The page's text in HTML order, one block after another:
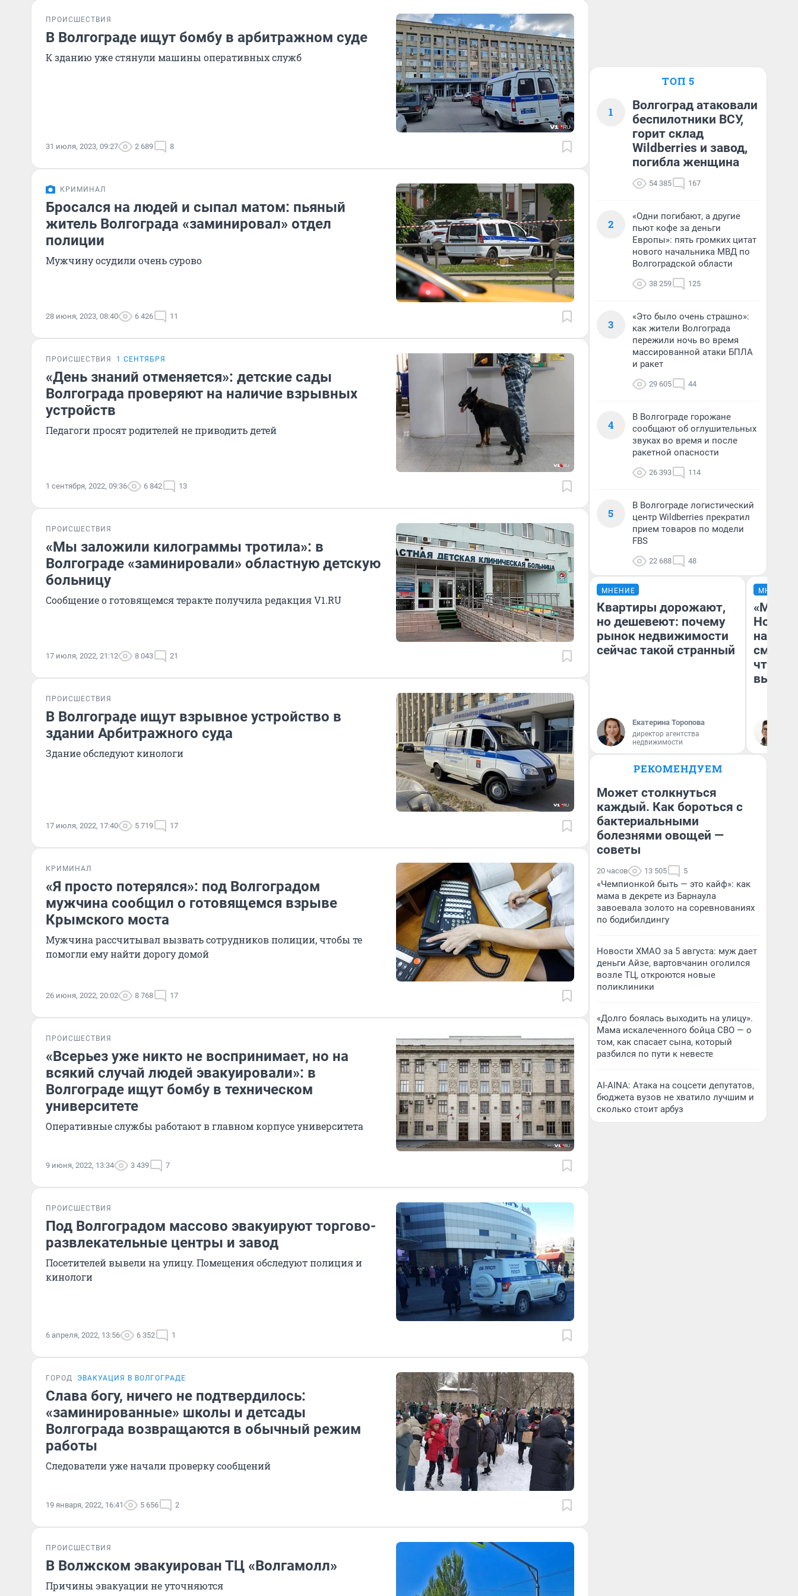
ПРОИСШЕСТВИЯ
В Волгограде ищут бомбу в арбитражном суде
К зданию уже стянули машины оперативных служб
31 июля, 2023, 09:27 2 689 8
КРИМИНАЛ
Бросался на людей и сыпал матом: пьяный
житель Волгограда «заминировал» отдел
полиции
Мужчину осудили очень сурово
28 июня, 2023, 08:40 6 426 11
ПРОИСШЕСТВИЯ 1 СЕНТЯБРЯ
«День знаний отменяется»: детские сады
Волгограда проверяют на наличие взрывных
устройств
Педагоги просят родителей не приводить детей
1 сентября, 2022, 09:36 6 842 13
ПРОИСШЕСТВИЯ
«Мы заложили килограммы тротила»: в
Волгограде «заминировали» областную детскую
больницу
Сообщение о готовящемся теракте получила редакция V1.RU
17 июля, 2022, 21:12 8 043 21
ПРОИСШЕСТВИЯ
В Волгограде ищут взрывное устройство в
здании Арбитражного суда
Здание обследуют кинологи
17 июля, 2022, 17:40 5 719 17
КРИМИНАЛ
«Я просто потерялся»: под Волгоградом
мужчина сообщил о готовящемся взрыве
Крымского моста
Мужчина рассчитывал вызвать сотрудников полиции, чтобы те
помогли ему найти дорогу домой
26 июня, 2022, 20:02 8 768 17
ПРОИСШЕСТВИЯ
«Всерьез уже никто не воспринимает, но на
всякий случай людей эвакуировали»: в
Волгограде ищут бомбу в техническом
университете
Оперативные службы работают в главном корпусе университета
9 июня, 2022, 13:34 3 439 7
ПРОИСШЕСТВИЯ
Под Волгоградом массово эвакуируют торгово-
развлекательные центры и завод
Посетителей вывели на улицу. Помещения обследуют полиция и
кинологи
6 апреля, 2022, 13:56 6 352 1
ГОРОД ЭВАКУАЦИЯ В ВОЛГОГРАДЕ
Слава богу, ничего не подтвердилось:
«заминированные» школы и детсады
Волгограда возвращаются в обычный режим
работы
Следователи уже начали проверку сообщений
19 января, 2022, 16:41 5 656 2
ПРОИСШЕСТВИЯ
В Волжском эвакуирован ТЦ «Волгамолл»
Причины эвакуации не уточняются
ТОП 5
1
Волгоград атаковали
беспилотники ВСУ,
горит склад
Wildberries и завод,
погибла женщина
54 385 167
2
«Одни погибают, а другие
пьют кофе за деньги
Европы»: пять громких цитат
нового начальника МВД по
Волгоградской области
38 259 125
3
«Это было очень страшно»:
как жители Волгограда
пережили ночь во время
массированной атаки БПЛА
и ракет
29 605 44
4
В Волгограде горожане
сообщают об оглушительных
звуках во время и после
ракетной опасности
26 393 114
5
В Волгограде логистический
центр Wildberries прекратил
прием товаров по модели
FBS
22 688 48
МНЕНИЕ
Квартиры дорожают,
но дешевеют: почему
рынок недвижимости
сейчас такой странный
Екатерина Торопова
директор агентства
недвижимости
МНЕНИЕ
«Мы
чтобы
РЕКОМЕНДУЕМ
Может столкнуться
каждый. Как бороться с
бактериальными
болезнями овощей —
советы
20 часов 13 505 5
«Чемпионкой быть — это кайф»: как
мама в декрете из Барнаула
завоевала золото на соревнованиях
по бодибилдингу
Новости ХМАО за 5 августа: муж дает
деньги Айзе, вартовчанин оголился
возле ТЦ, откроются новые
поликлиники
«Долго боялась выходить на улицу».
Мама искалеченного бойца СВО — о
том, как спасает сына, который
разбился по пути к невесте
AI-AINA: Атака на соцсети депутатов,
бюджета вузов не хватило лучшим и
сколько стоит арбуз